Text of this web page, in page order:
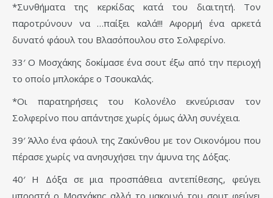
*Συνθήματα της κερκίδας κατά του διαιτητή. Τον
παροτρύνουν να …παίξει καλά!!! Αφορμή ένα αρκετά
δυνατό φάουλ του Βλασόπουλου στο Σολφερίνο.
33′ Ο Μοσχάκης δοκίμασε ένα σουτ έξω από την περιοχή
το οποίο μπλοκάρε ο Τσουκαλάς.
*Οι παρατηρήσεις του Κολονέλο εκνεύρισαν τον
Σολφερίνο που απάντησε χωρίς όμως άλλη συνέχεια.
39′ Άλλο ένα φάουλ της Ζακύνθου με τον Οικονόμου που
πέρασε χωρίς να ανησυχήσει την άμυνα της Δόξας.
40′ Η Δόξα σε μια προσπάθεια αντεπίθεσης, φεύγει